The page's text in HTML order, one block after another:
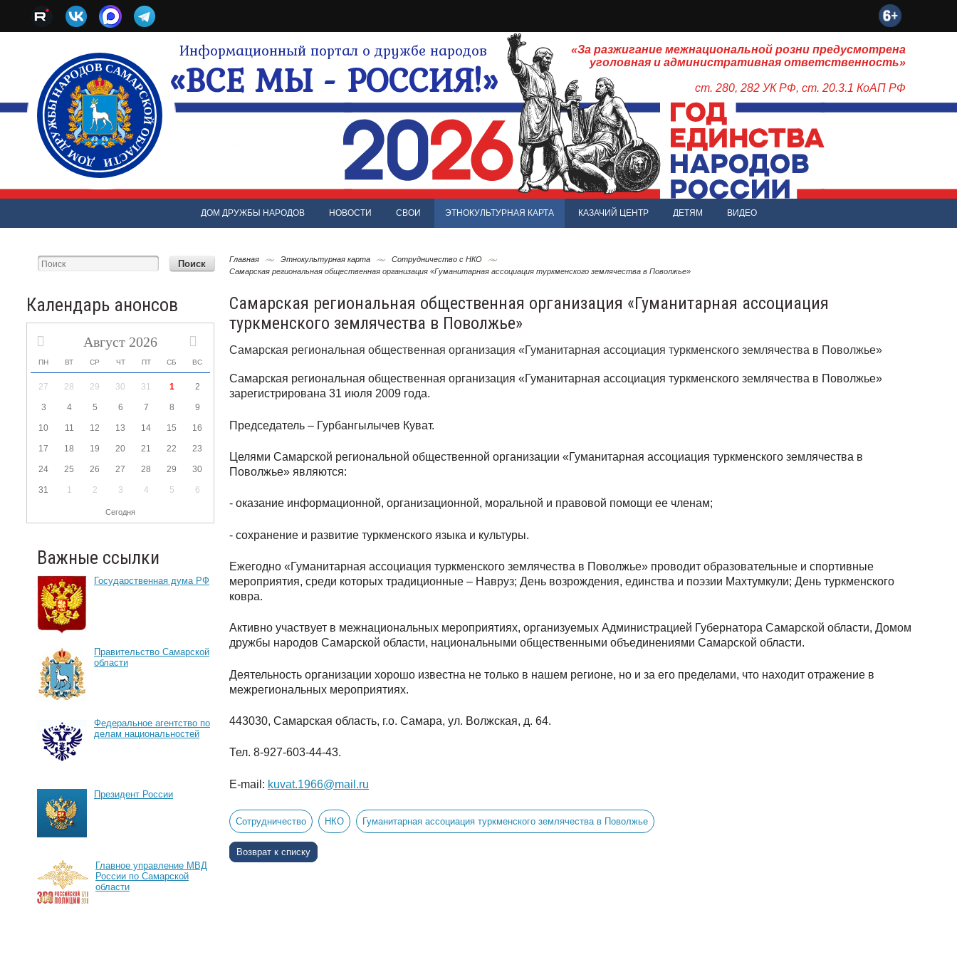
Информационный портал о дружбе народов
«ВСЕ МЫ - РОССИЯ!»
«За разжигание межнациональной розни предусмотрена
уголовная и административная ответственность»
ст. 280, 282 УК РФ, ст. 20.3.1 КоАП РФ
ДОМ ДРУЖБЫ НАРОДОВ НОВОСТИ СВОИ ЭТНОКУЛЬТУРНАЯ КАРТА КАЗАЧИЙ ЦЕНТР ДЕТЯМ ВИДЕО
Календарь анонсов
Август 2026
ПН ВТ СР ЧТ ПТ СБ ВС
27 28 29 30 31 1 2
3 4 5 6 7 8 9
10 11 12 13 14 15 16
17 18 19 20 21 22 23
24 25 26 27 28 29 30
31 1 2 3 4 5 6
Сегодня
Важные ссылки
Государственная дума РФ
Правительство Самарской
области
Федеральное агентство по
делам национальностей
Президент России
Главное управление МВД
России по Самарской
области
Главная Этнокультурная карта
Сотрудничество c НКО
Самарская региональная общественная организация «Гуманитарная ассоциация туркменского землячества в Поволжье»
Самарская региональная общественная организация «Гуманитарная ассоциация
туркменского землячества в Поволжье»
Самарская региональная общественная организация «Гуманитарная ассоциация туркменского землячества в Поволжье»
Самарская региональная общественная организация «Гуманитарная ассоциация туркменского землячества в Поволжье»
зарегистрирована 31 июля 2009 года.
Председатель – Гурбангылычев Куват.
Целями Самарской региональной общественной организации «Гуманитарная ассоциация туркменского землячества в
Поволжье» являются:
- оказание информационной, организационной, моральной и правовой помощи ее членам;
- сохранение и развитие туркменского языка и культуры.
Ежегодно «Гуманитарная ассоциация туркменского землячества в Поволжье» проводит образовательные и спортивные
мероприятия, среди которых традиционные – Навруз; День возрождения, единства и поэзии Махтумкули; День туркменского
ковра.
Активно участвует в межнациональных мероприятиях, организуемых Администрацией Губернатора Самарской области, Домом
дружбы народов Самарской области, национальными общественными объединениями Самарской области.
Деятельность организации хорошо известна не только в нашем регионе, но и за его пределами, что находит отражение в
межрегиональных мероприятиях.
443030, Самарская область, г.о. Самара, ул. Волжская, д. 64.
Тел. 8-927-603-44-43.
E-mail: kuvat.1966@mail.ru
Сотрудничество НКО Гуманитарная ассоциация туркменского землячества в Поволжье
Возврат к списку